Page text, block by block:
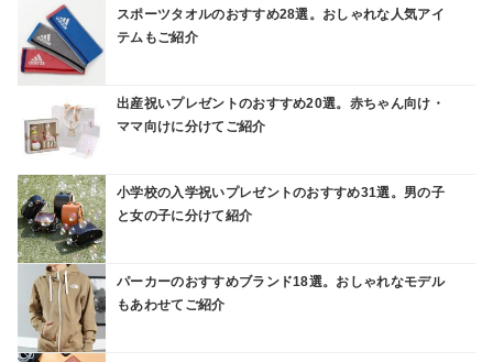
スポーツタオルのおすすめ28選。おしゃれな人気アイ
テムもご紹介
出産祝いプレゼントのおすすめ20選。赤ちゃん向け・
ママ向けに分けてご紹介
小学校の入学祝いプレゼントのおすすめ31選。男の子
と女の子に分けて紹介
パーカーのおすすめブランド18選。おしゃれなモデル
もあわせてご紹介